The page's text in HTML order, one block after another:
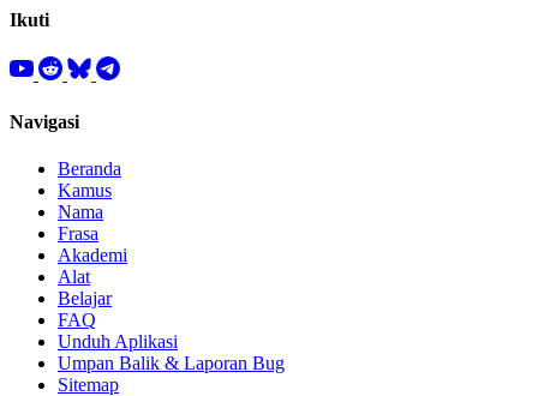
Ikuti
Navigasi
Beranda
Kamus
Nama
Frasa
Akademi
Alat
Belajar
FAQ
Unduh Aplikasi
Umpan Balik & Laporan Bug
Sitemap